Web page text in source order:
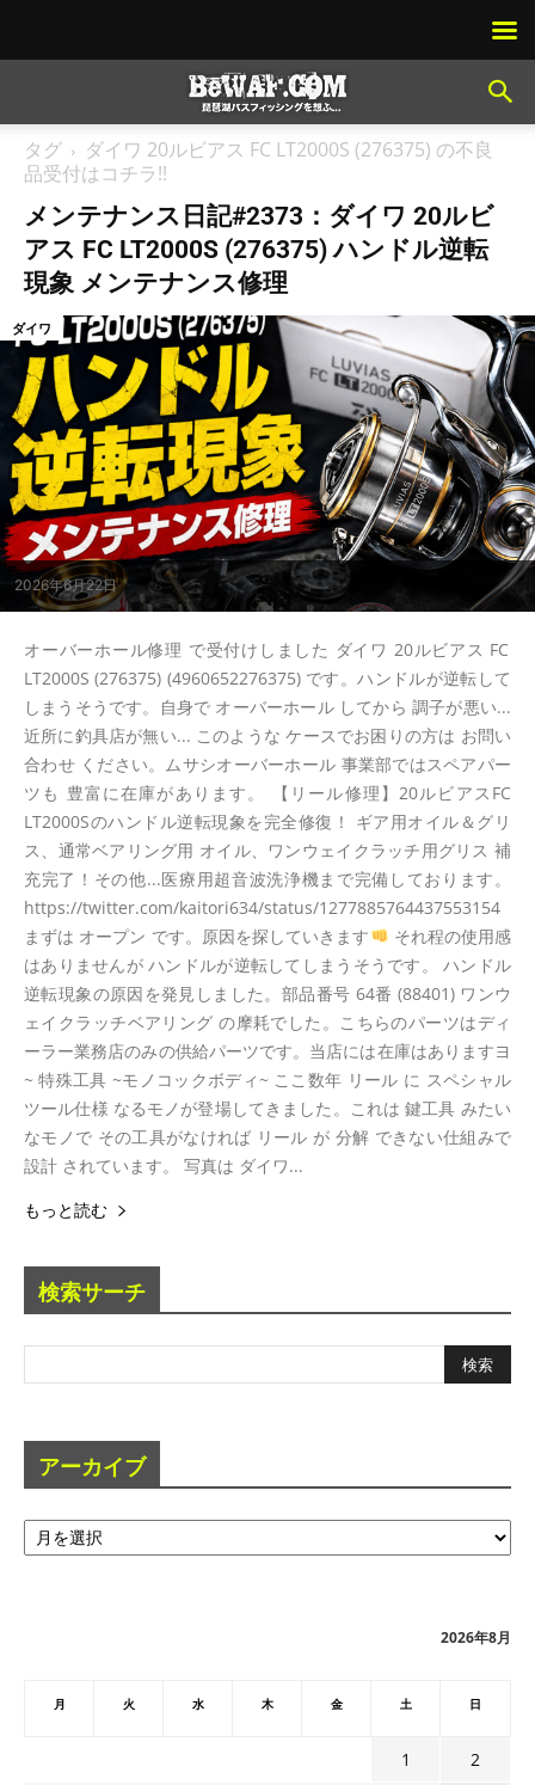
タグ
ダイワ 20ルビアス FC LT2000S (276375) の不良
品受付はコチラ!!
メンテナンス日記#2373：ダイワ 20ルビ
アス FC LT2000S (276375) ハンドル逆転
現象 メンテナンス修理
2026年6月22日
ダイワ
オーバーホール修理 で受付けしました ダイワ 20ルビアス FC
LT2000S (276375) (4960652276375) です。ハンドルが逆転して
しまうそうです。自身で オーバーホール してから 調子が悪い...
近所に釣具店が無い... このような ケースでお困りの方は お問い
合わせ ください。ムサシオーバーホール 事業部ではスペアパー
ツも 豊富に在庫があります。 【リール修理】20ルビアスFC
LT2000Sのハンドル逆転現象を完全修復！ ギア用オイル＆グリ
ス、通常ベアリング用 オイル、ワンウェイクラッチ用グリス 補
充完了！その他...医療用超音波洗浄機まで完備しております。
https://twitter.com/kaitori634/status/1277885764437553154
まずは オープン です。原因を探していきます
それ程の使用感
はありませんが ハンドルが逆転してしまうそうです。 ハンドル
逆転現象の原因を発見しました。部品番号 64番 (88401) ワンウ
ェイクラッチベアリング の摩耗でした。こちらのパーツはディ
ーラー業務店のみの供給パーツです。当店には在庫はありますヨ
~ 特殊工具 ~モノコックボディ~ ここ数年 リール に スペシャル
ツール仕様 なるモノが登場してきました。これは 鍵工具 みたい
なモノで その工具がなければ リール が 分解 できない仕組みで
設計 されています。 写真は ダイワ...
もっと読む
検索サーチ
アーカイブ
ア
ー
2026年8月
月 火 水 木 金 土 日
1
2